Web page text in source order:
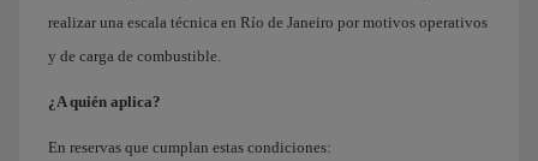
realizar una escala técnica en Río de Janeiro por motivos operativos
y de carga de combustible.
¿A quién aplica?
En reservas que cumplan estas condiciones: